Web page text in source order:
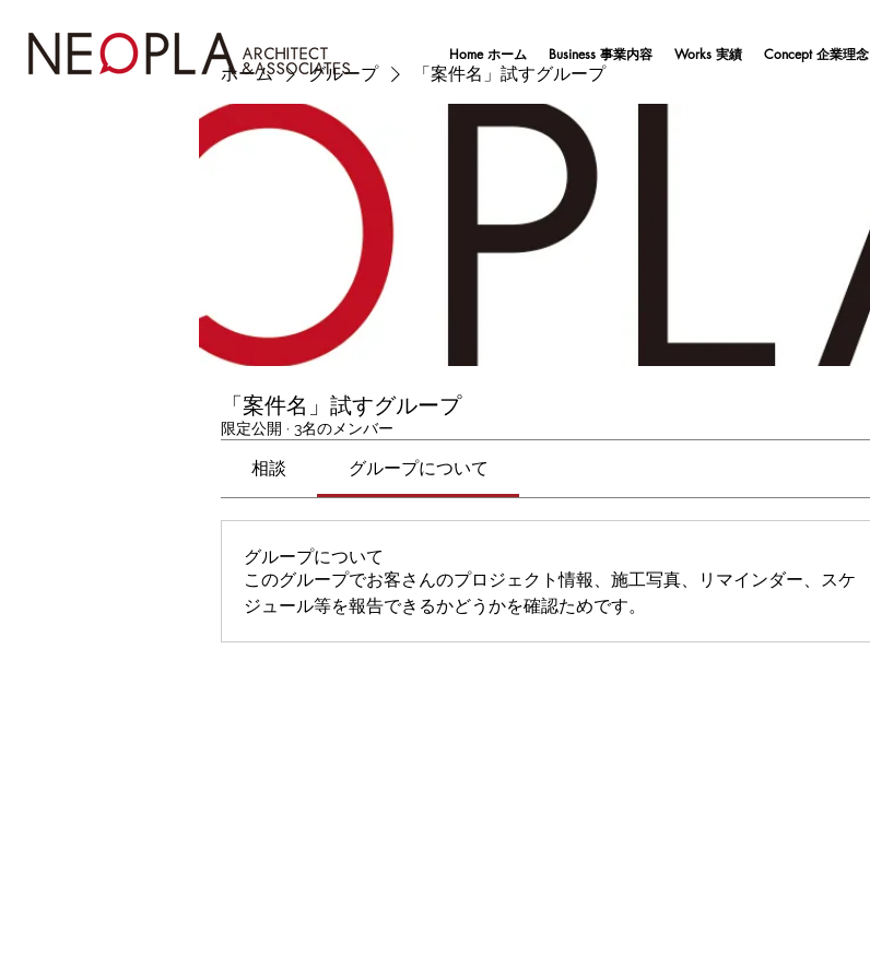
Home ホーム Business 事業内容 Works 実績 Concept 企業理念
ホーム グループ 「案件名」試すグループ
「案件名」試すグループ
限定公開 · 3名のメンバー
相談 グループについて
グループについて
このグループでお客さんのプロジェクト情報、施工写真、リマインダー、スケ
ジュール等を報告できるかどうかを確認ためです。